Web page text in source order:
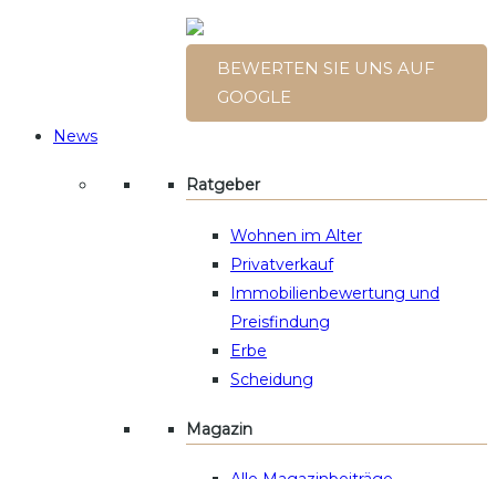
BEWERTEN SIE UNS AUF
GOOGLE
News
Ratgeber
Wohnen im Alter
Privatverkauf
Immobilienbewertung und
Preisfindung
Erbe
Scheidung
Magazin